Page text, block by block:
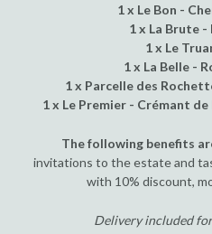
1 x Le Bon -
1 x La Brute -
1 x Le
1 x La Belle -
1 x Parcelle des
1 x Le Premier - Crémant de
The following benefits
invitations to the estate and
with 10% discount,
Delivery included